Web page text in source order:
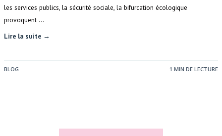
les services publics, la sécurité sociale, la bifurcation écologique
provoquent …
Lire la suite →
BLOG 1 MIN DE LECTURE